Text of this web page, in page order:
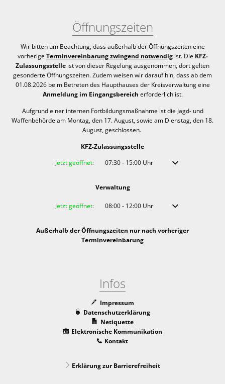
Öffnungszeiten
Wir bitten um Beachtung, dass außerhalb der Öffnungszeiten eine
vorherige Terminvereinbarung zwingend notwendigist. Die KFZ-
Zulassungsstelle ist von dieser Regelung ausgenommen, dort gelten
gesonderte Öffnungszeiten. Zudem weisen wir darauf hin, dass ab dem
01.08.2026 beim Betreten des Haupthauses der Kreisverwaltung eine
Anmeldung im Eingangsbereich erforderlich ist.
Aufgrund einer internen Fortbildungsmaßnahme ist die Jagd- und
Waffenbehörde am Montag, den 17. August, sowie am Dienstag, den 18.
August, geschlossen.
KFZ-Zulassungsstelle
Klicken, um weitere Öffnungs- oder Schließzeiten auszublenden
Jetzt geöffnet: 07:30- 15:00Uhr Von 07:30 bis 15:00
Verwaltung
Klicken, um weitere Öffnungs- oder Schließzeiten auszublenden
Jetzt geöffnet: 08:00- 12:00Uhr Von 08:00 bis 12:00
Außerhalb der Öffnungszeiten nur nach vorheriger
Terminvereinbarung
Infos
Impressum
Datenschutzerklärung
Netiquette
Elektronische Kommunikation
Kontakt
Erklärung zur Barrierefreiheit